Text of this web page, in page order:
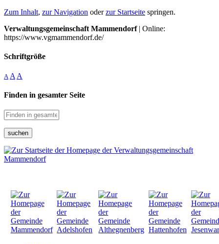
Zum Inhalt, zur Navigation oderzur Startseite springen.
Verwaltungsgemeinschaft Mammendorf| Online:
https://www.vgmammendorf.de/
Schriftgröße
A A A
Finden in gesamter Seite
suchen